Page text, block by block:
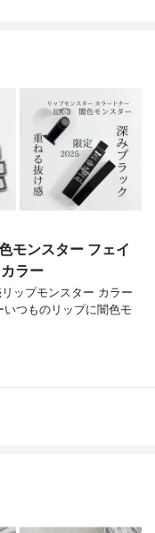
モンスター フェイ
ラー
ップモンスター カラー
いつものリップに闇色モ